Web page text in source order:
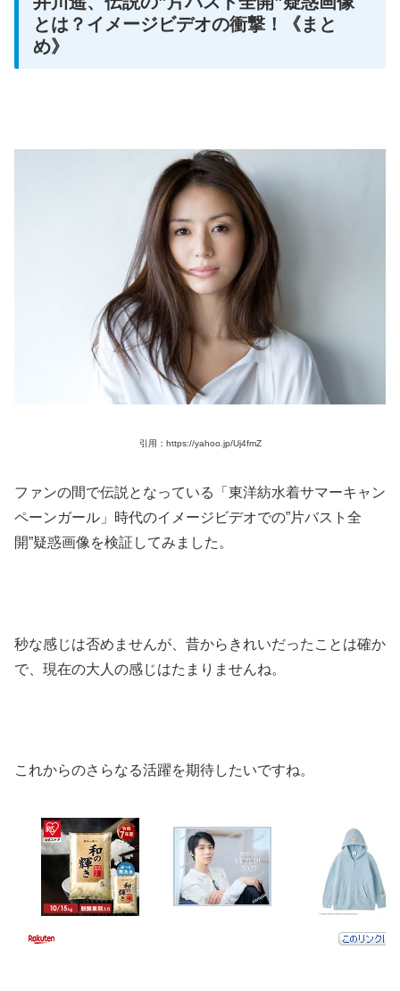
とは？イメージビデオの衝撃！《まと
め》
引用：https://yahoo.jp/Uj4fmZ
ファンの間で伝説となっている「東洋紡水着サマーキャン
ペーンガール」時代のイメージビデオでの”片バスト全
開”疑惑画像を検証してみました。
秒な感じは否めませんが、昔からきれいだったことは確か
で、現在の大人の感じはたまりませんね。
これからのさらなる活躍を期待したいですね。